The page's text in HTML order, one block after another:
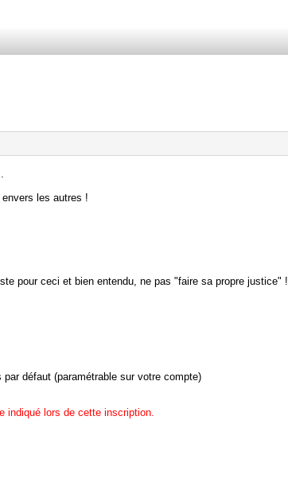
les autres !
pour ceci et bien entendu, ne pas "faire sa propre justice" !
défaut (paramétrable sur votre compte)
indiqué lors de cette inscription.